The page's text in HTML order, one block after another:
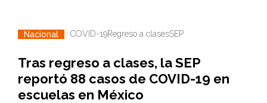
Nacional COVID-19Regreso a clasesSEP
Tras regreso a clases, la SEP
reportó 88 casos de COVID-19 en
escuelas en México